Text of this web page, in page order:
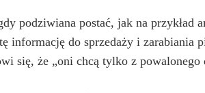
podziwiana postać, jak na
informację do sprzedaży i zarabiania
się, że „oni chcą tylko z powalonego